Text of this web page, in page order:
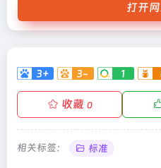
打开
3+ 3- 1
收藏 0
相关标签： 标准